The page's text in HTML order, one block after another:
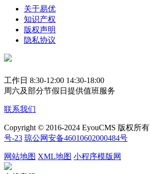
关于易优
知识产权
版权声明
隐私协议
工作日 8:30-12:00 14:30-18:00
周六及部分节假日提供值班服务
联系我们
Copyright © 2016-2024 EyouCMS 版权所有
号-23 琼公网安备46010602000484号
网站地图 XML地图 小程序模版网